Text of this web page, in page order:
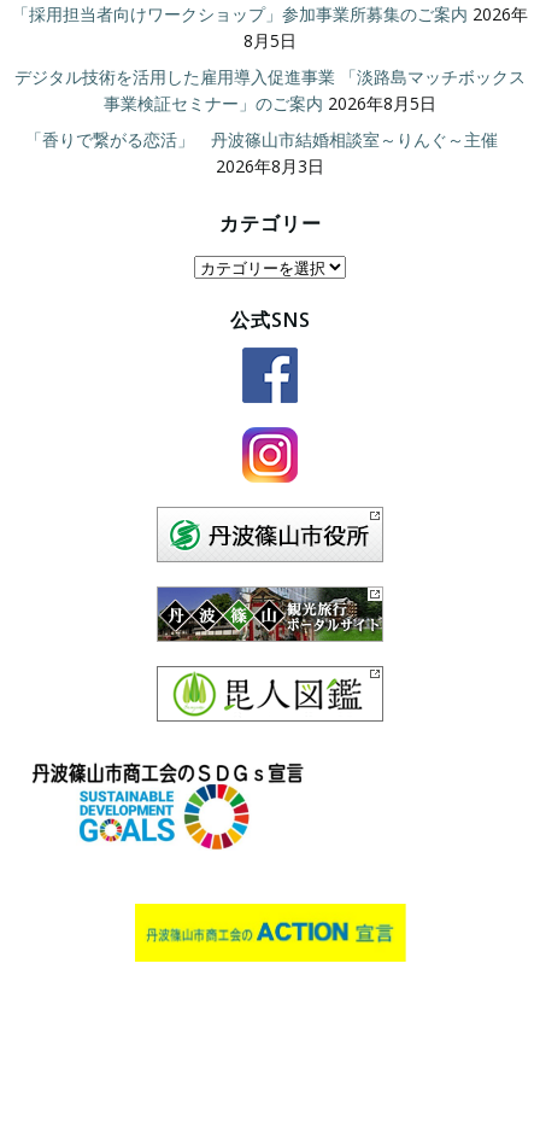
「採用担当者向けワークショップ」参加事業所募集のご案内 2026年
8月5日
デジタル技術を活用した雇用導入促進事業 「淡路島マッチボックス
事業検証セミナー」のご案内 2026年8月5日
「香りで繋がる恋活」 丹波篠山市結婚相談室～りんぐ～主催
2026年8月3日
カテゴリー
カ
公式SNS